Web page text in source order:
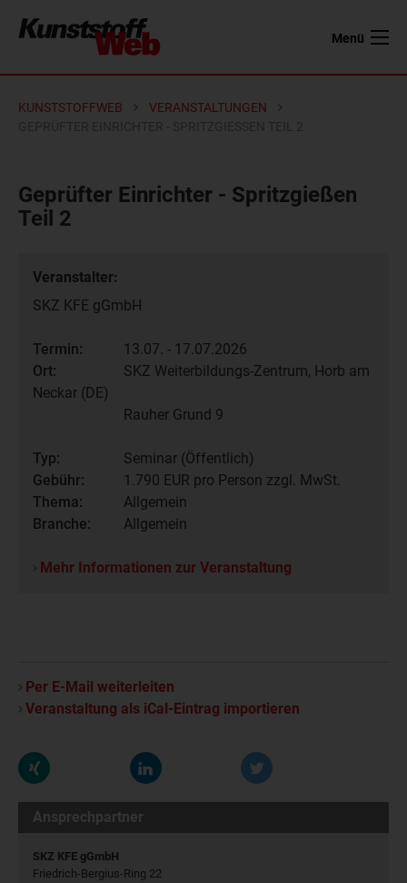
Menü
KUNSTSTOFFWEB
VERANSTALTUNGEN
Geprüfter Einrichter - Spritzgießen
Teil 2
Veranstalter:
SKZ KFE gGmbH
Termin:
13.07. - 17.07.2026
Ort:
SKZ Weiterbildungs-Zentrum, Horb am
Neckar (DE)
Rauher Grund 9
Typ:
Seminar (Öffentlich)
Gebühr:
1.790 EUR pro Person zzgl. MwSt.
Thema:
Allgemein
Branche:
Allgemein
Mehr Informationen zur Veranstaltung
Per E-Mail weiterleiten
Veranstaltung als iCal-Eintrag importieren
Ansprechpartner
SKZ KFE gGmbH
Friedrich-Bergius-Ring 22